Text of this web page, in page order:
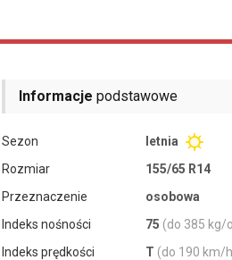
Informacje podstawowe
Sezon
letnia
Rozmiar
155/65 R14
Przeznaczenie
osobowa
Indeks nośności
75 (do 385 kg/
Indeks prędkości
T (do 190 km/